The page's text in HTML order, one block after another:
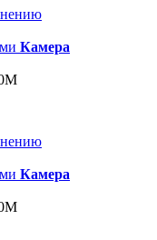
Камера
Камера